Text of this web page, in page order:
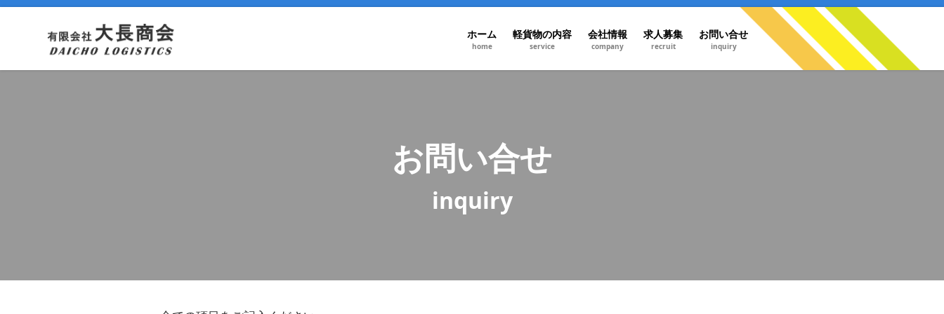
ホーム
home
軽貨物の内容
service
会社情報
company
求人募集
recruit
お問い合せ
inquiry
お問い合せ
inquiry